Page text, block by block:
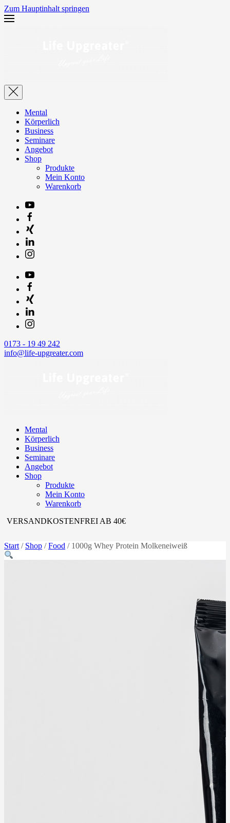
Zum Hauptinhalt springen
Mental
Körperlich
Business
Seminare
Angebot
Shop
Produkte
Mein Konto
Warenkorb
0173 - 19 49 242
info@life-upgreater.com
Mental
Körperlich
Business
Seminare
Angebot
Shop
Produkte
Mein Konto
Warenkorb
VERSANDKOSTENFREI AB 40€
Start / Shop /Food / 1000g Whey Protein Molkeneiweiß